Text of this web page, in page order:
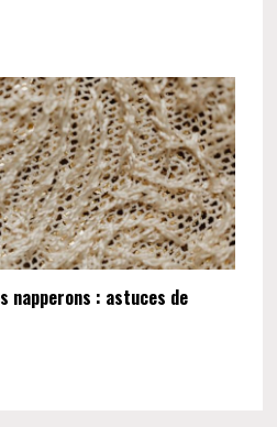
napperons : astuces de